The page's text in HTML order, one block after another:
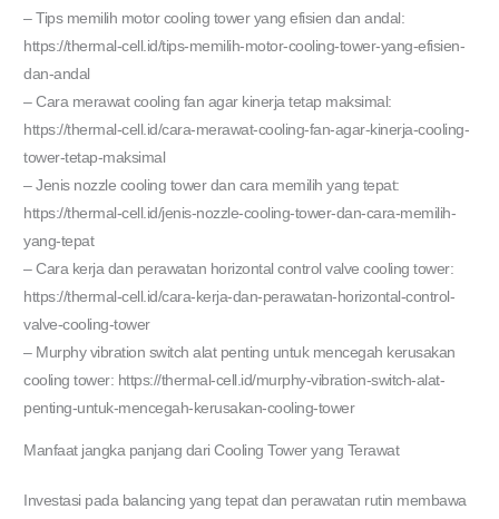
– Tips memilih motor cooling tower yang efisien dan andal:
https://thermal-cell.id/tips-memilih-motor-cooling-tower-yang-efisien-
dan-andal
– Cara merawat cooling fan agar kinerja tetap maksimal:
https://thermal-cell.id/cara-merawat-cooling-fan-agar-kinerja-cooling-
tower-tetap-maksimal
– Jenis nozzle cooling tower dan cara memilih yang tepat:
https://thermal-cell.id/jenis-nozzle-cooling-tower-dan-cara-memilih-
yang-tepat
– Cara kerja dan perawatan horizontal control valve cooling tower:
https://thermal-cell.id/cara-kerja-dan-perawatan-horizontal-control-
valve-cooling-tower
– Murphy vibration switch alat penting untuk mencegah kerusakan
cooling tower: https://thermal-cell.id/murphy-vibration-switch-alat-
penting-untuk-mencegah-kerusakan-cooling-tower
Manfaat jangka panjang dari Cooling Tower yang Terawat
Investasi pada balancing yang tepat dan perawatan rutin membawa